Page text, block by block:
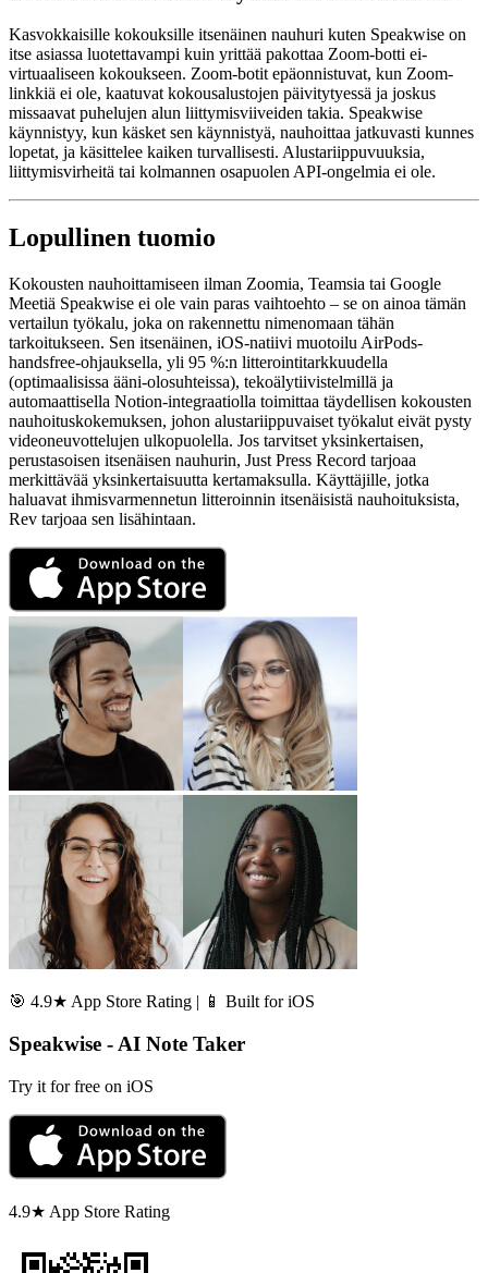
Kasvokkaisille kokouksille itsenäinen nauhuri kuten Speakwise on
itse asiassa luotettavampi kuin yrittää pakottaa Zoom-botti ei-
virtuaaliseen kokoukseen. Zoom-botit epäonnistuvat, kun Zoom-
linkkiä ei ole, kaatuvat kokousalustojen päivitytyessä ja joskus
missaavat puhelujen alun liittymisviiveiden takia. Speakwise
käynnistyy, kun käsket sen käynnistyä, nauhoittaa jatkuvasti kunnes
lopetat, ja käsittelee kaiken turvallisesti. Alustariippuvuuksia,
liittymisvirheitä tai kolmannen osapuolen API-ongelmia ei ole.
Lopullinen tuomio
Kokousten nauhoittamiseen ilman Zoomia, Teamsia tai Google
Meetiä Speakwise ei ole vain paras vaihtoehto – se on ainoa tämän
vertailun työkalu, joka on rakennettu nimenomaan tähän
tarkoitukseen. Sen itsenäinen, iOS-natiivi muotoilu AirPods-
handsfree-ohjauksella, yli 95 %:n litterointitarkkuudella
(optimaalisissa ääni-olosuhteissa), tekoälytiivistelmillä ja
automaattisella Notion-integraatiolla toimittaa täydellisen kokousten
nauhoituskokemuksen, johon alustariippuvaiset työkalut eivät pysty
videoneuvottelujen ulkopuolella. Jos tarvitset yksinkertaisen,
perustasoisen itsenäisen nauhurin, Just Press Record tarjoaa
merkittävää yksinkertaisuutta kertamaksulla. Käyttäjille, jotka
haluavat ihmisvarmennetun litteroinnin itsenäisistä nauhoituksista,
Rev tarjoaa sen lisähintaan.
🎯 4.9★ App Store Rating | 📱 Built for iOS
Speakwise - AI Note Taker
Try it for free on iOS
4.9★ App Store Rating